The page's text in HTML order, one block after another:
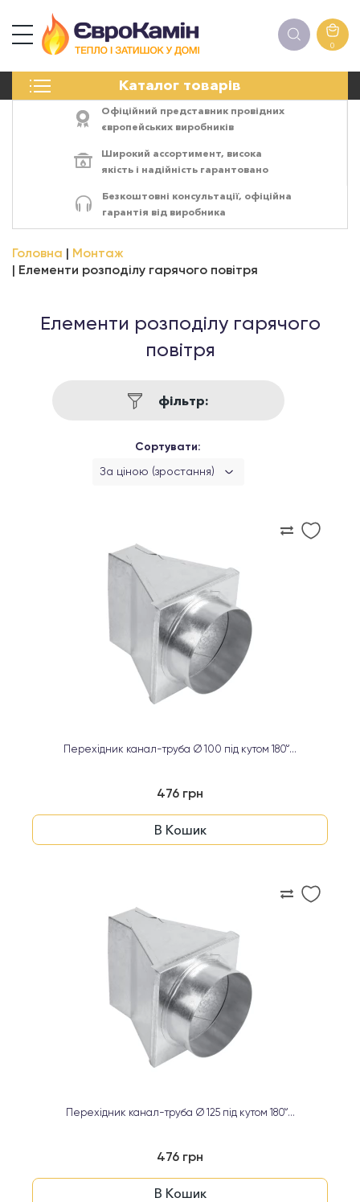
0
Каталог товарів
ПЕЧІ
ЕЛЕКТРОКАМІНИ
АКСЕСУАРИ
Офіційний представник провідних
європейських виробників
Широкий ассортимент, висока
якість і надійність гарантовано
Безкоштовні консультації, офіційна
гарантія від виробника
Головна
Монтаж
Елементи розподілу гарячого повітря
Елементи розподілу гарячого
повітря
фільтр:
Сортувати:
За ціною (зростання)
Перехідник канал-труба Ø 100 під кутом 180°...
476 грн
В Кошик
Перехідник канал-труба Ø 125 під кутом 180°...
476 грн
В Кошик